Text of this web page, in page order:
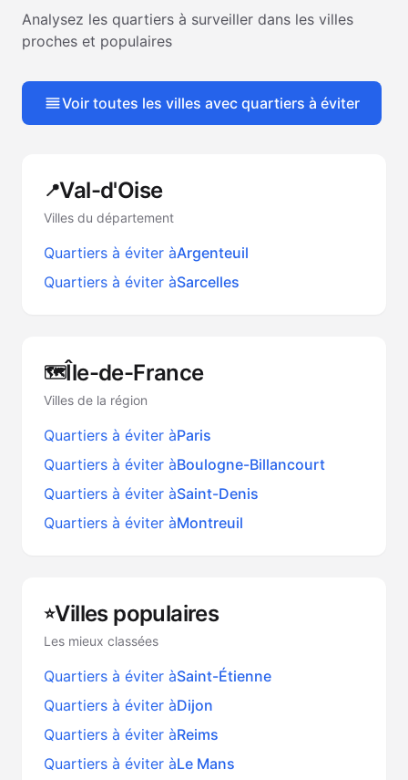
Analysez les quartiers à surveiller dans les villes
proches et populaires
Voir toutes les villes avec quartiers à éviter
📍Val-d'Oise
Villes du département
Quartiers à éviter àArgenteuil
Quartiers à éviter àSarcelles
🗺️Île-de-France
Villes de la région
Quartiers à éviter àParis
Quartiers à éviter àBoulogne-Billancourt
Quartiers à éviter àSaint-Denis
Quartiers à éviter àMontreuil
⭐Villes populaires
Les mieux classées
Quartiers à éviter àSaint-Étienne
Quartiers à éviter àDijon
Quartiers à éviter àReims
Quartiers à éviter àLe Mans